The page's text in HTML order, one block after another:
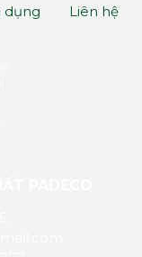
dụng
Liên hệ